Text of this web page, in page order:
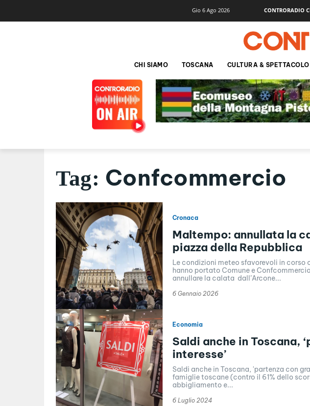
Gio 6 Ago 2026 CONTRORADIO
CHI SIAMO TOSCANA CULTURA & SPETTACOLO
Tag: Confcommercio
Cronaca
Maltempo: annullata la
piazza della Repubblica
Le condizioni meteo sfavorevoli in
hanno portato Comune e
annullare la calata dall’Arcone...
6 Gennaio 2026
Economia
Saldi anche in Toscana,
interesse’
Saldi anche in Toscana, 'partenza con
famiglie toscane (contro il 61% dello
abbigliamento e...
6 Luglio 2024